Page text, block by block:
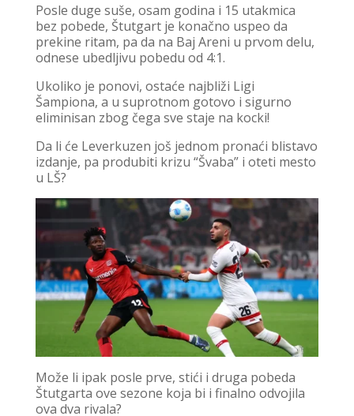
Posle duge suše, osam godina i 15 utakmica
bez pobede, Štutgart je konačno uspeo da
prekine ritam, pa da na Baj Areni u prvom delu,
odnese ubedljivu pobedu od 4:1.
Ukoliko je ponovi, ostaće najbliži Ligi
Šampiona, a u suprotnom gotovo i sigurno
eliminisan zbog čega sve staje na kocki!
Da li će Leverkuzen još jednom pronaći blistavo
izdanje, pa produbiti krizu “Švaba” i oteti mesto
u LŠ?
Može li ipak posle prve, stići i druga pobeda
Štutgarta ove sezone koja bi i finalno odvojila
ova dva rivala?